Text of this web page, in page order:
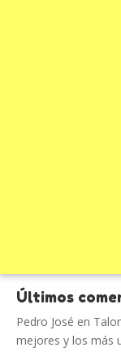
Últimos
Pedro José en
mejores y los más